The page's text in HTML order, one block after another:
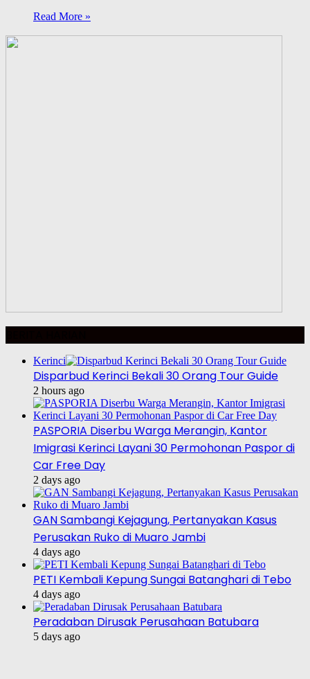
Read More »
Kerinci
Disparbud Kerinci Bekali 30 Orang Tour Guide
2 hours ago
PASPORIA Diserbu Warga Merangin, Kantor
Imigrasi Kerinci Layani 30 Permohonan Paspor di
Car Free Day
2 days ago
GAN Sambangi Kejagung, Pertanyakan Kasus
Perusakan Ruko di Muaro Jambi
4 days ago
PETI Kembali Kepung Sungai Batanghari di Tebo
4 days ago
Peradaban Dirusak Perusahaan Batubara
5 days ago